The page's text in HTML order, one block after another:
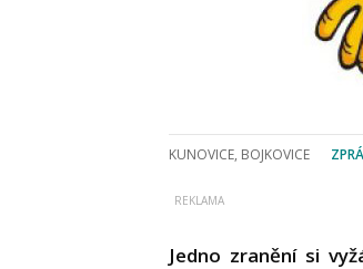
KUNOVICE, BOJKOVICE
Jedno zranění si